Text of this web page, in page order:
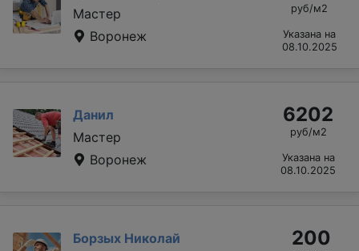
Мастер
Воронеж
руб/м2
Указана на
08.10.2025
Данил
Мастер
Воронеж
6202
руб/м2
Указана на
08.10.2025
Борзых Николай
200